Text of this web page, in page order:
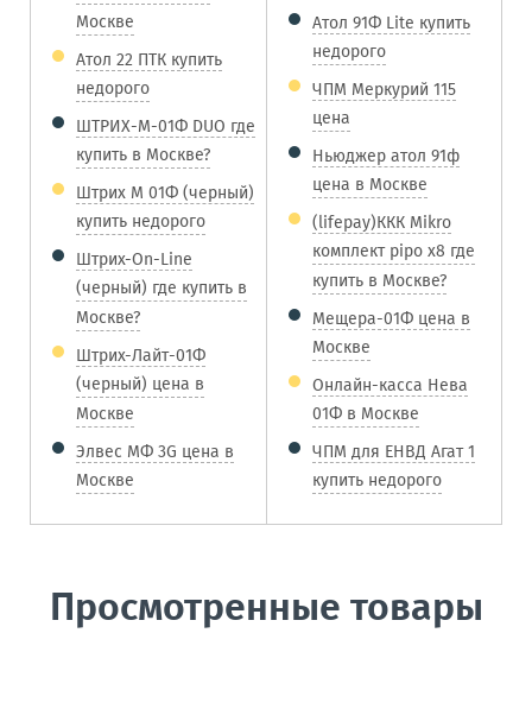
Москве
Атол 22 ПТК купить
недорого
ШТРИХ-М-01Ф DUO где
купить в Москве?
Штрих М 01Ф (черный)
купить недорого
Штрих-On-Line
(черный) где купить в
Москве?
Штрих-Лайт-01Ф
(черный) цена в
Москве
Элвес МФ 3G цена в
Москве
Атол 91Ф Lite купить
недорого
ЧПМ Меркурий 115
цена
Ньюджер атол 91ф
цена в Москве
(lifepay)ККК Mikro
комплект pipo x8 где
купить в Москве?
Мещера-01Ф цена в
Москве
Онлайн-касса Нева
01Ф в Москве
ЧПМ для ЕНВД Агат 1
купить недорого
Просмотренные товары